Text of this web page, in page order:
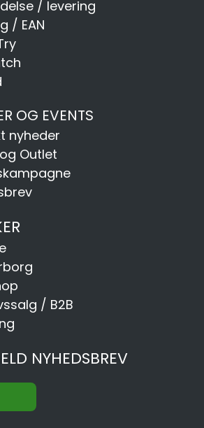
/ levering
/ EAN
OG EVENTS
nyheder
Outlet
/ B2B
NYHEDSBREV